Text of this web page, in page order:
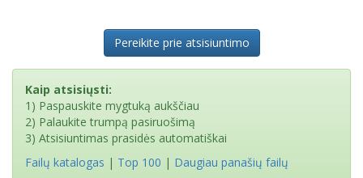
Pereikite prie atsisiuntimo
Kaip atsisiųsti:
1) Paspauskite mygtuką aukščiau
2) Palaukite trumpą pasiruošimą
3) Atsisiuntimas prasidės automatiškai
Failų katalogas | Top 100 | Daugiau panašių failų